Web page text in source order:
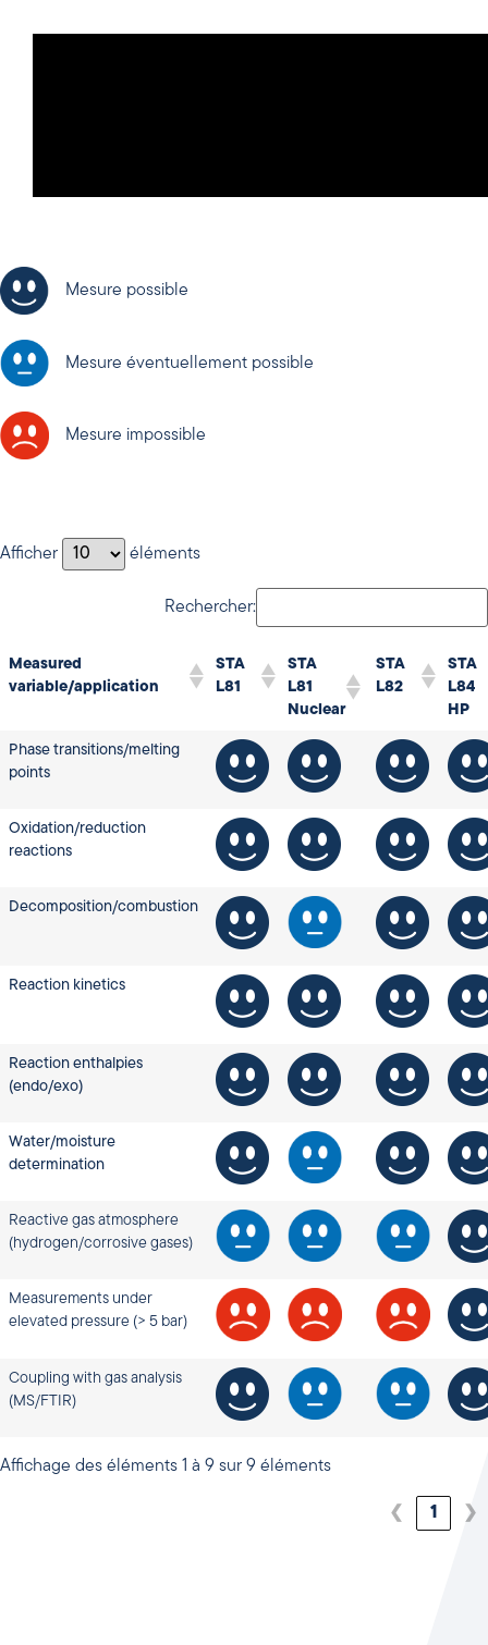
Mesure possible
Mesure éventuellement possible
Mesure impossible
Afficher éléments
Rechercher:
Measured
variable/application
STA
L81
STA
L81
Nuclear
STA
L82
STA
L84
HP
Phase transitions/melting
points
Oxidation/reduction
reactions
Decomposition/combustion
Reaction kinetics
Reaction enthalpies
(endo/exo)
Water/moisture
determination
Reactive gas atmosphere
(hydrogen/corrosive gases)
Measurements under
elevated pressure (> 5 bar)
Coupling with gas analysis
(MS/FTIR)
Affichage des éléments 1 à 9 sur 9 éléments
❮ 1 ❯